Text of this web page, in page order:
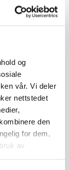
og
vår. Vi deler
nettstedet
den
for dem,
av
og fukt målere.
og
opplæring til
termografering,
Med mer enn